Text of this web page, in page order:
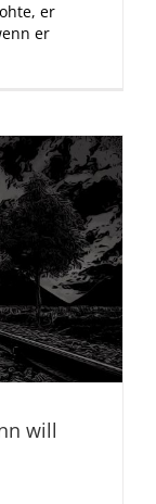
er
er
will